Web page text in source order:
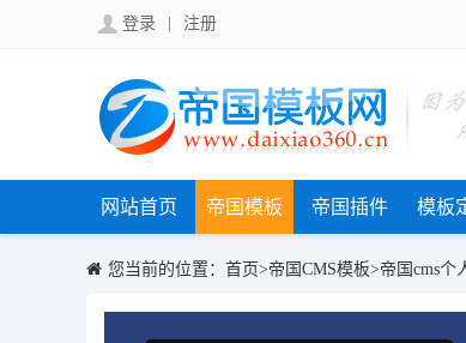
登录 注册
网站首页 帝国模板 帝国插件 模板
您当前的位置： 首页>帝国CMS模板>帝国cms个